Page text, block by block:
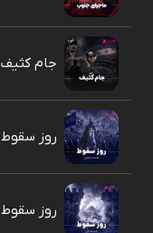
جام کثیف
روز
روز